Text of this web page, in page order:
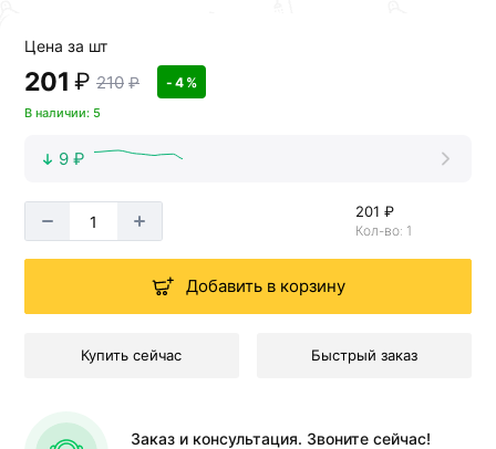
Цена за шт
201 ₽ 210 ₽ - 4 %
В наличии: 5
9 ₽
201 ₽
Кол-во: 1
Добавить в корзину
Купить сейчас Быстрый заказ
Заказ и консультация. Звоните сейчас!